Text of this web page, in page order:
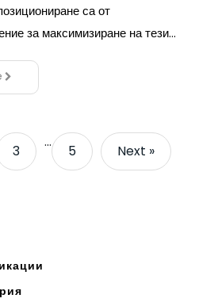
са от
за максимизиране на тези…
3
…
5 Next »